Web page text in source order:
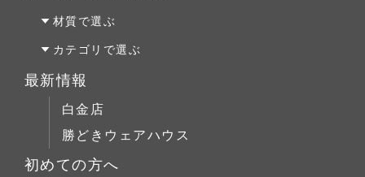
テーブルS
チェア
キャビネット
コーヒーテーブル
ローボード
オーダーファニチャー
オーダーキッチン＆洗面
リフォーム
材質で選ぶ
オーク材
パイン材
チェリー材
カテゴリで選ぶ
テーブルALL
テーブルS
テーブルM
テーブルL
最新情報
白金店
勝どきウェアハウス
初めての方へ